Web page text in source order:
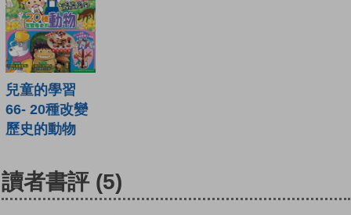
兒童的學習
66- 20種改變
歷史的動物
讀者書評 (5)